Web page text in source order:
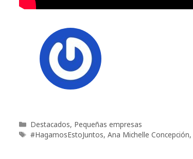
Categorías
Destacados, Pequeñas empresas
Etiquetas
#HagamosEstoJuntos, Ana Michelle Concepción,